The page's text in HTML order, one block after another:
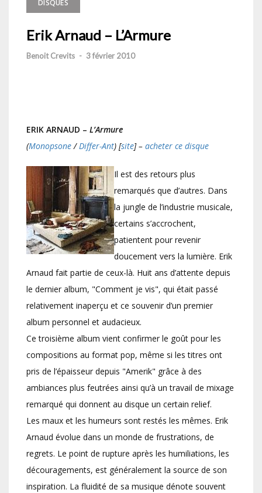
DISQUES
Erik Arnaud – L’Armure
Benoit Crevits - 3 février 2010
ERIK ARNAUD – L’Armure
(Monopsone/Differ-Ant) [site] – acheter ce disque
Il est des retours plus
remarqués que d’autres. Dans
la jungle de l’industrie musicale,
certains s’accrochent,
patientent pour revenir
doucement vers la lumière. Erik
Arnaud fait partie de ceux-là. Huit ans d’attente depuis
le dernier album, "Comment je vis", qui était passé
relativement inaperçu et ce souvenir d’un premier
album personnel et audacieux.
Ce troisième album vient confirmer le goût pour les
compositions au format pop, même si les titres ont
pris de l’épaisseur depuis "Amerik" grâce à des
ambiances plus feutrées ainsi qu’à un travail de mixage
remarqué qui donnent au disque un certain relief.
Les maux et les humeurs sont restés les mêmes. Erik
Arnaud évolue dans un monde de frustrations, de
regrets. Le point de rupture après les humiliations, les
découragements, est généralement la source de son
inspiration. La fluidité de sa musique dénote souvent